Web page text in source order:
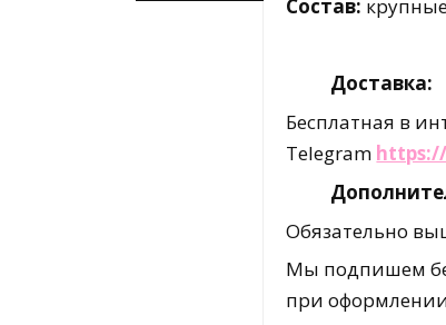
Состав:
Доставка:
Бесплатная в
Telegram
Обязательно
Мы подпишем
при оформлении